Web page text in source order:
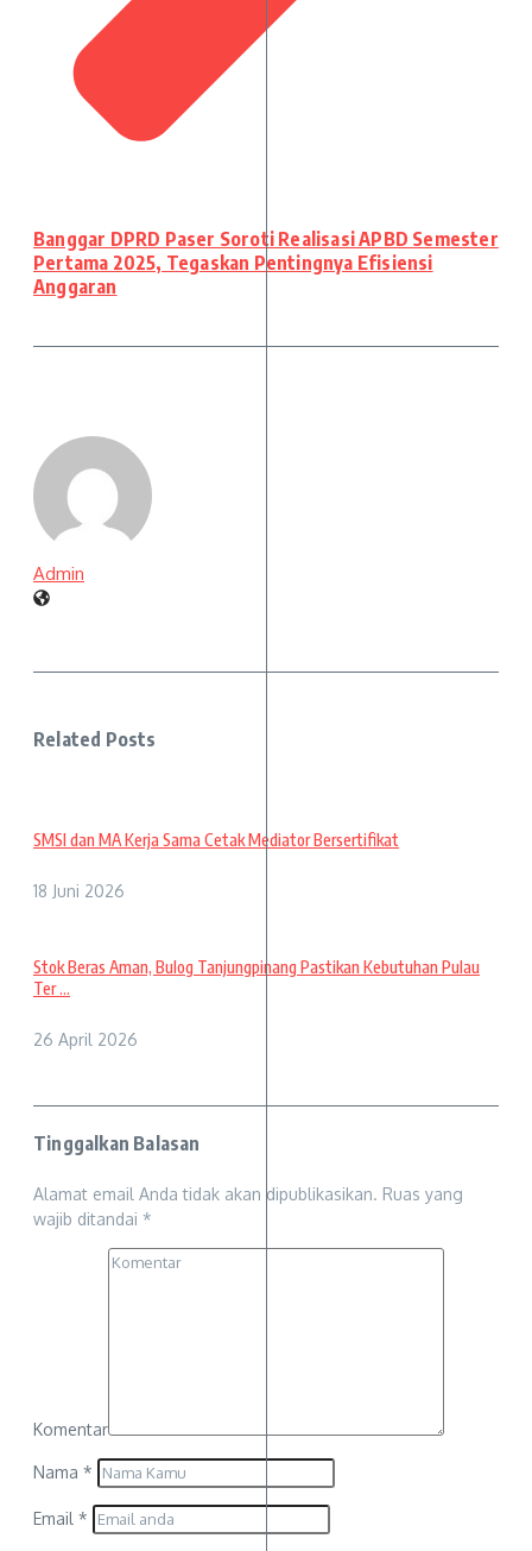
Banggar DPRD Paser Soroti Realisasi APBD Semester
Pertama 2025, Tegaskan Pentingnya Efisiensi
Anggaran
Admin
Related Posts
SMSI dan MA Kerja Sama Cetak Mediator Bersertifikat
18 Juni 2026
Stok Beras Aman, Bulog Tanjungpinang Pastikan Kebutuhan Pulau
Ter ...
26 April 2026
Tinggalkan Balasan
Alamat email Anda tidak akan dipublikasikan. Ruas yang
wajib ditandai *
Komentar
Nama *
Email *